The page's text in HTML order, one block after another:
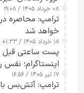
رسانه‌های
۰۸ خرداد ۱۴۰۵ / ۱۹:۰۸
ترامپ: محاصره
خواهد شد
۱۸ خرداد ۱۴۰۵ / ۰۱:۳۳
پست ساعتی قبل
اینستاگرام؛
۱۷ تیر ۱۴۰۵ / ۱۶:۵۶
ترامپ: آتش‌بس با